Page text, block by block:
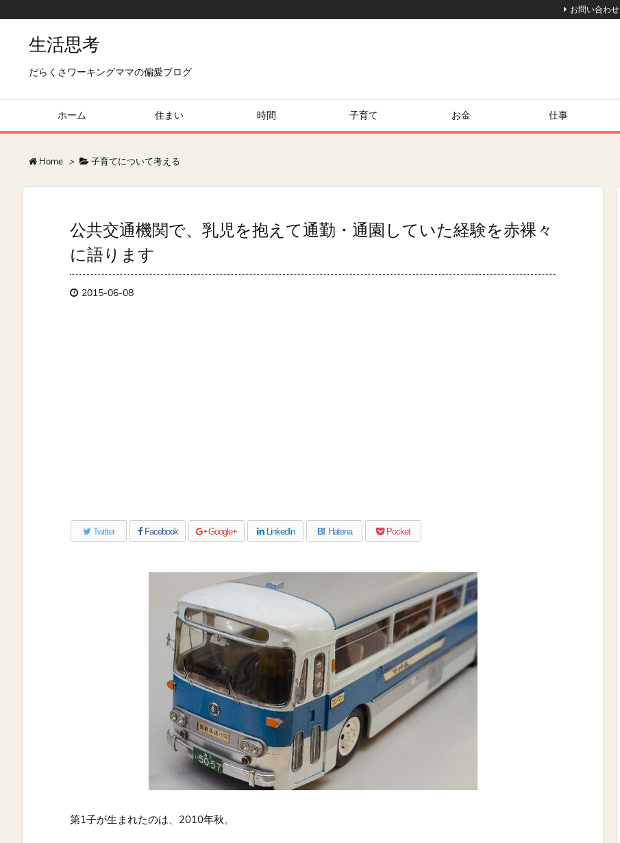
生活思考
だらくさワーキングママの偏愛ブログ
ホーム 住まい 時間 子育て お金 仕事
お問い合わせ
Home > 子育てについて考える
公共交通機関で、乳児を抱えて通勤・通園していた経験を赤裸々
に語ります
2015-06-08
Twitter Facebook Google+ LinkedIn B! Hatena Pocket
第1子が生まれたのは、2010年秋。